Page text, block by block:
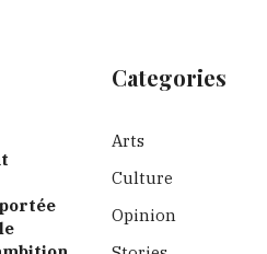
Categories
Arts
Culture
Opinion